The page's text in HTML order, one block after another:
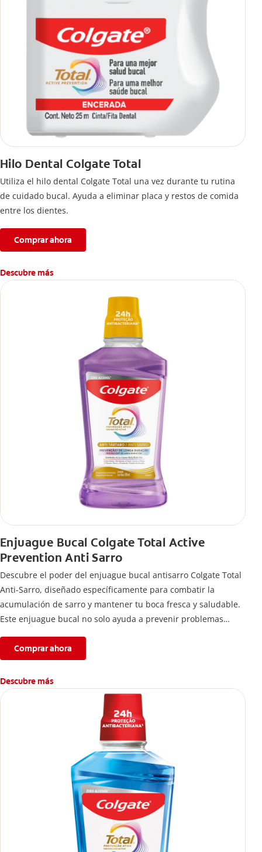
Hilo Dental Colgate Total
Utiliza el hilo dental Colgate Total una vez durante tu rutina
de cuidado bucal. Ayuda a eliminar placa y restos de comida
entre los dientes.
Comprar ahora
Descubre más
Enjuague Bucal Colgate Total Active
Prevention Anti Sarro
Descubre el poder del enjuague bucal antisarro Colgate Total
Anti-Sarro, diseñado específicamente para combatir la
acumulación de sarro y mantener tu boca fresca y saludable.
Este enjuague bucal no solo ayuda a prevenir problemas
Comprar ahora
Descubre más